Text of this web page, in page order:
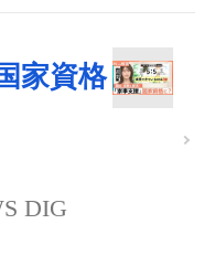
家資格
DIG